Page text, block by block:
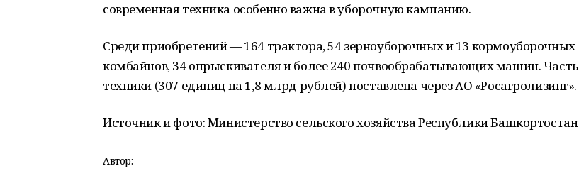
современная техника особенно важна в уборочную кампанию.
Среди приобретений — 164 трактора, 54 зерноуборочных и 13 кормоуборочных
комбайнов, 34 опрыскивателя и более 240 почвообрабатывающих машин. Часть
техники (307 единиц на 1,8 млрд рублей) поставлена через АО «Росагролизинг».
Источник и фото: Министерство сельского хозяйства Республики Башкортостан
Автор: